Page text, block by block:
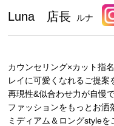
Luna 店長 ルナ
カウンセリング×カット指
レイに可愛くなれるご提
再現性&似合わせ力が自慢
ファッションをもっとお洒
ミディアム＆ロングstyle